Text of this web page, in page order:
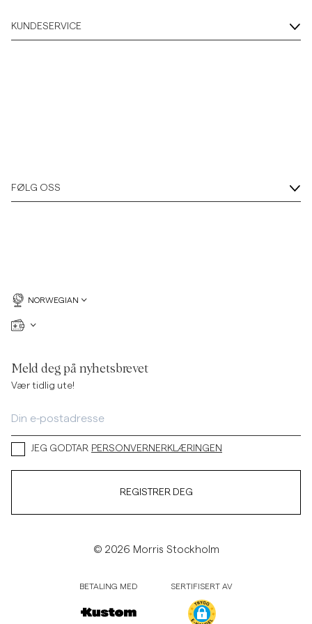
KUNDESERVICE
FØLG OSS
NORWEGIAN
Meld deg på nyhetsbrevet
Vær tidlig ute!
JEG GODTAR PERSONVERNERKLÆRINGEN
REGISTRER DEG
© 2026 Morris Stockholm
BETALING MED SERTIFISERT AV